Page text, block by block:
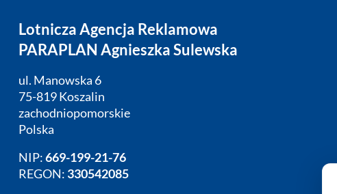
Lotnicza Agencja Reklamowa
PARAPLAN Agnieszka Sulewska
ul. Manowska 6
75-819 Koszalin
zachodniopomorskie
Polska
NIP:669-199-21-76
REGON: 330542085